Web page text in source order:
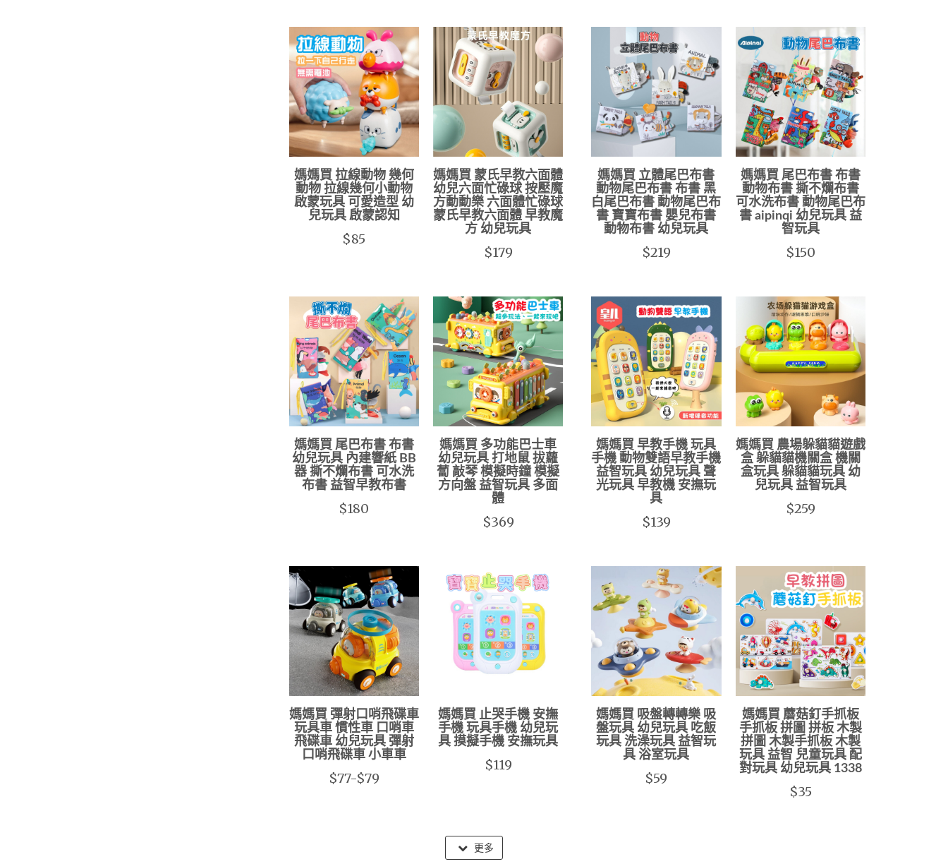
媽媽買 拉線動物 幾何
動物 拉線幾何小動物
啟蒙玩具 可愛造型 幼
兒玩具 啟蒙認知
$85
媽媽買 蒙氏早教六面體
幼兒六面忙碌球 按壓魔
方動動樂 六面體忙碌球
蒙氏早教六面體 早教魔
方 幼兒玩具
$179
媽媽買 立體尾巴布書
動物尾巴布書 布書 黑
白尾巴布書 動物尾巴布
書 寶寶布書 嬰兒布書
動物布書 幼兒玩具
$219
媽媽買 尾巴布書 布書
動物布書 撕不爛布書
可水洗布書 動物尾巴布
書 aipinqi 幼兒玩具 益
智玩具
$150
媽媽買 尾巴布書 布書
幼兒玩具 內建響紙 BB
器 撕不爛布書 可水洗
布書 益智早教布書
$180
媽媽買 多功能巴士車
幼兒玩具 打地鼠 拔蘿
蔔 敲琴 模擬時鐘 模擬
方向盤 益智玩具 多面
體
$369
媽媽買 早教手機 玩具
手機 動物雙語早教手機
益智玩具 幼兒玩具 聲
光玩具 早教機 安撫玩
具
$139
媽媽買 農場躲貓貓遊戲
盒 躲貓貓機關盒 機關
盒玩具 躲貓貓玩具 幼
兒玩具 益智玩具
$259
媽媽買 彈射口哨飛碟車
玩具車 慣性車 口哨車
飛碟車 幼兒玩具 彈射
口哨飛碟車 小車車
$77-$79
媽媽買 止哭手機 安撫
手機 玩具手機 幼兒玩
具 摸擬手機 安撫玩具
$119
媽媽買 吸盤轉轉樂 吸
盤玩具 幼兒玩具 吃飯
玩具 洗澡玩具 益智玩
具 浴室玩具
$59
媽媽買 蘑菇釘手抓板
手抓板 拼圖 拼板 木製
拼圖 木製手抓板 木製
玩具 益智 兒童玩具 配
對玩具 幼兒玩具 1338
$35
更多